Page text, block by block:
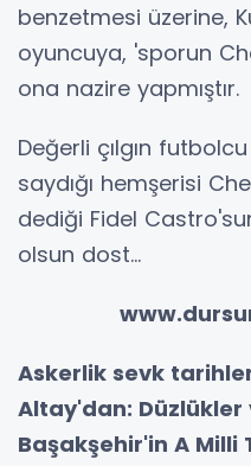
benzetmesi üzerine,
oyuncuya, 'sporun
ona nazire yapmıştır.
Değerli çılgın
saydığı hemşerisi
dediği Fidel
olsun dost...
Askerlik sevk
Altay'dan: Düzlükler
Başakşehir'in A Milli